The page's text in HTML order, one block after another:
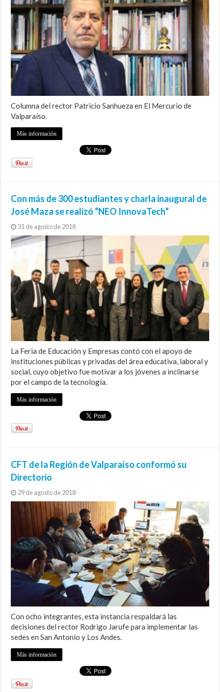
Columna del rector Patricio Sanhueza en El Mercurio de
Valparaíso.
Más información
Con más de 300 estudiantes y charla inaugural de
José Maza se realizó “NEO InnovaTech”
31 de agosto de 2018
La Feria de Educación y Empresas contó con el apoyo de
instituciones públicas y privadas del área educativa, laboral y
social, cuyo objetivo fue motivar a los jóvenes a inclinarse
por el campo de la tecnología.
Más información
CFT de la Región de Valparaíso conformó su
Directorio
29 de agosto de 2018
Con ocho integrantes, esta instancia respaldará las
decisiones del rector Rodrigo Jarufe para implementar las
sedes en San Antonio y Los Andes.
Más información